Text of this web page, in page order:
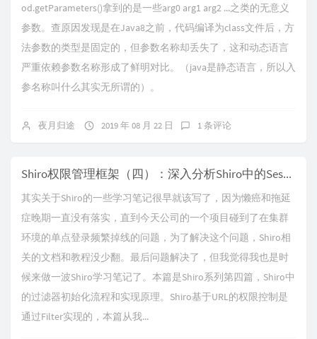
od.getParameters()拿到的是一些arg0 arg1 arg2 ...之类的无意义
参数。查原因发现是在Java8之前，代码编译为class文件后，方
法参数的类型是固定的，但参数名称却丢失了，这和动态语言
严重依赖参数名称形成了鲜明对比。（java是静态语言，所以入
参名称叫什么其实无所谓的）。
夜月归途 2019 年 08 月 22 日 1 条评论
Shiro权限管理框架（四）：深入分析Shiro中的Session管理
其实关于Shiro的一些学习笔记很早就该写了，因为懒癌和拖延
症晚期一直没有落实，直到今天公司的一个项目碰到了在集群
环境的单点登录频繁掉线的问题，为了解决这个问题，Shiro相
关的文档和教程没少翻。最后问题解决了，但我觉得我也是时
候来做一波Shiro学习笔记了。本篇是Shiro系列第四篇，Shiro中
的过滤器初始化流程和实现原理。Shiro基于URL的权限控制是
通过Filter实现的，本篇从我...